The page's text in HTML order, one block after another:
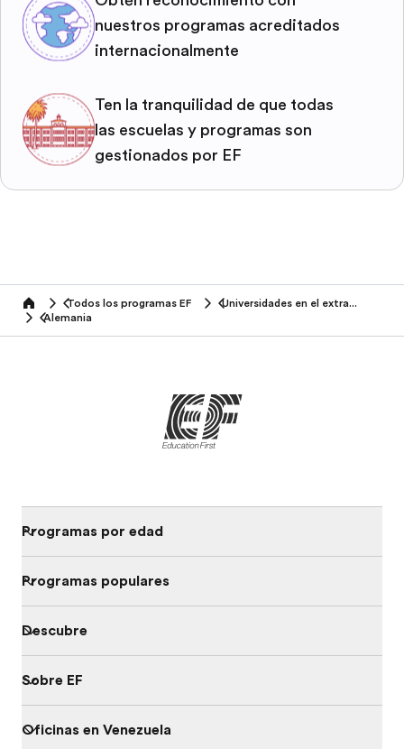
nuestros programas acreditados
internacionalmente
Ten la tranquilidad de que todas
las escuelas y programas son
gestionados por EF
home Todos los programas EF
Universidades en el extranjero
Alemania
Programas por edad
Programas populares
Descubre
Sobre EF
Oficinas en Venezuela